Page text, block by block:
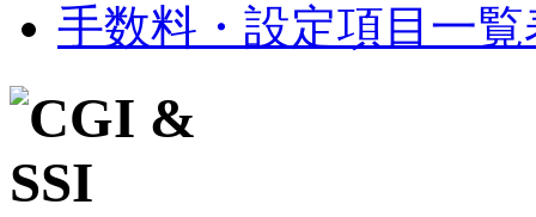
手数料・設定項目一覧